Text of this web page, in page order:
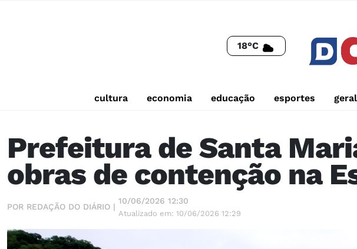
18°C
cultura economia educação esportes geral
Prefeitura de Santa
obras de contenção na
POR REDAÇÃO DO DIÁRIO |
10/06/2026 12:30
Atualizado em: 10/06/2026 12:29